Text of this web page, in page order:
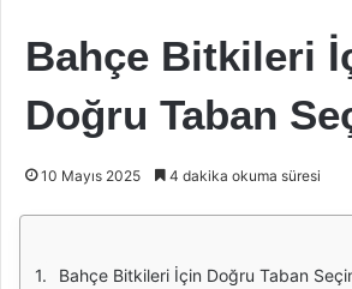
Bahçe Bitkileri
Doğru Taban
10 Mayıs 2025 4 dakika okuma süresi
Bahçe Bitkileri İçin Doğru Taban